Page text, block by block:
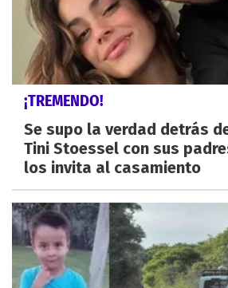
¡TREMENDO!
Se supo la verdad detrás
Tini Stoessel con sus
los invita al casamiento